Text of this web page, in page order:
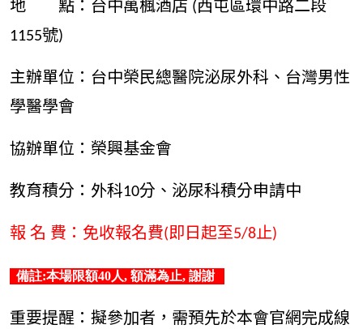
地 點：台中萬楓酒店 (西屯區環中路二段
1155號)
主辦單位：台中榮民總醫院泌尿外科、台灣男性
學醫學會
協辦單位：榮興基金會
教育積分：外科10分、泌尿科積分申請中
報 名 費：免收報名費(即日起至5/8止)
備註:本場限額40人, 額滿為止, 謝謝
重要提醒：擬參加者，需預先於本會官網完成線